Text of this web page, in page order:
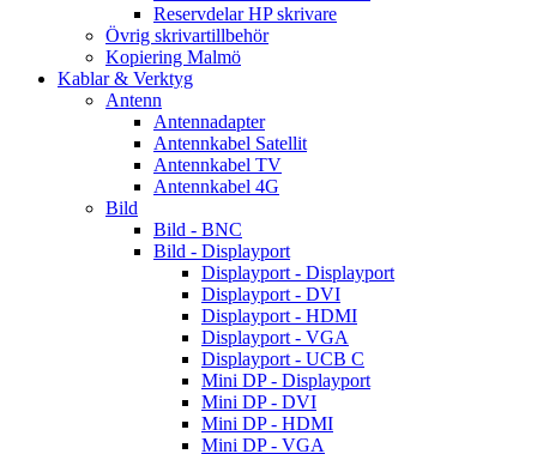
Reservdelar HP skrivare
Övrig skrivartillbehör
Kopiering Malmö
Kablar & Verktyg
Antenn
Antennadapter
Antennkabel Satellit
Antennkabel TV
Antennkabel 4G
Bild
Bild - BNC
Bild - Displayport
Displayport - Displayport
Displayport - DVI
Displayport - HDMI
Displayport - VGA
Displayport - UCB C
Mini DP - Displayport
Mini DP - DVI
Mini DP - HDMI
Mini DP - VGA